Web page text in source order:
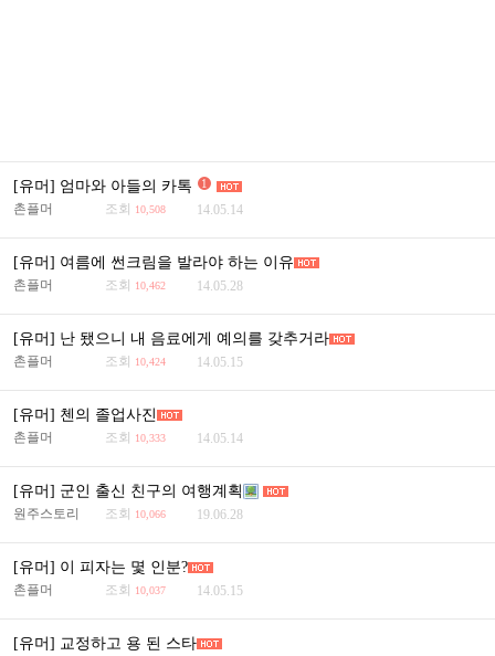
[유머] 엄마와 아들의 카톡 1
촌플머 조회 10,508 14.05.14
[유머] 여름에 썬크림을 발라야 하는 이유
촌플머 조회 10,462 14.05.28
[유머] 난 됐으니 내 음료에게 예의를 갖추거라
촌플머 조회 10,424 14.05.15
[유머] 첸의 졸업사진
촌플머 조회 10,333 14.05.14
[유머] 군인 출신 친구의 여행계획
원주스토리 조회 10,066 19.06.28
[유머] 이 피자는 몇 인분?
촌플머 조회 10,037 14.05.15
[유머] 교정하고 용 된 스타